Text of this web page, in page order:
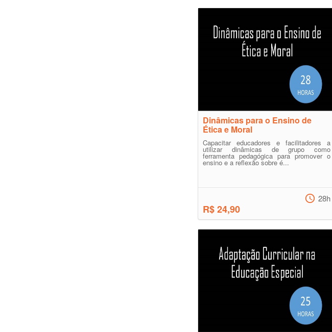
Dinâmicas para o Ensino de
Ética e Moral
Capacitar educadores e facilitadores a
utilizar dinâmicas de grupo como
ferramenta pedagógica para promover o
ensino e a reflexão sobre é...
R$ 24,90
28h